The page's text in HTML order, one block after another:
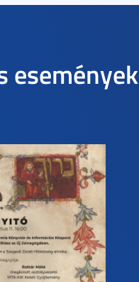
események